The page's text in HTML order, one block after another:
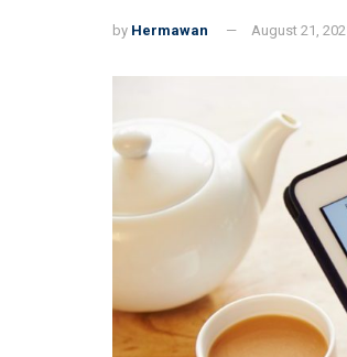
by Hermawan August 21,